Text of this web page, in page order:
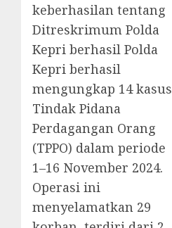
keberhasilan tentang
Ditreskrimum Polda
Kepri berhasil Polda
Kepri berhasil
mengungkap 14 kasus
Tindak Pidana
Perdagangan Orang
(TPPO) dalam periode
1–16 November 2024.
Operasi ini
menyelamatkan 29